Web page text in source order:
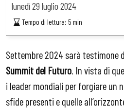
lunedì 29 luglio 2024
Tempo di lettura:5 min
Settembre 2024 sarà testimone
Summit del Futuro . In vista di
i leader mondiali per forgiare un
sfide presenti e quelle